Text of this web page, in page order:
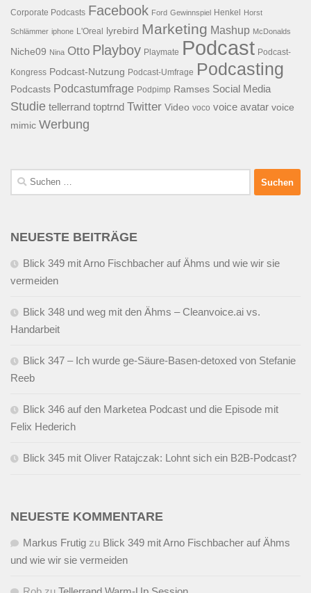
Corporate Podcasts Facebook Ford Gewinnspiel Henkel Horst
Schlämmer iphone L'Oreal lyrebird Marketing Mashup McDonalds
Niche09 Nina Otto Playboy Playmate Podcast Podcast-
Kongress Podcast-Nutzung Podcast-Umfrage Podcasting
Podcasts Podcastumfrage Podpimp Ramses Social Media
Studie tellerrand toptrnd Twitter Video voco voice avatar voice
mimic Werbung
Suchen
nach:
NEUESTE BEITRÄGE
Blick 349 mit Arno Fischbacher auf Ähms und wie wir sie
vermeiden
Blick 348 und weg mit den Ähms – Cleanvoice.ai vs.
Handarbeit
Blick 347 – Ich wurde ge-Säure-Basen-detoxed von Stefanie
Reeb
Blick 346 auf den Marketea Podcast und die Episode mit
Felix Hederich
Blick 345 mit Oliver Ratajczak: Lohnt sich ein B2B-Podcast?
NEUESTE KOMMENTARE
Markus Frutig zu Blick 349 mit Arno Fischbacher auf Ähms
und wie wir sie vermeiden